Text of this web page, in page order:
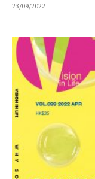
23/09/2022